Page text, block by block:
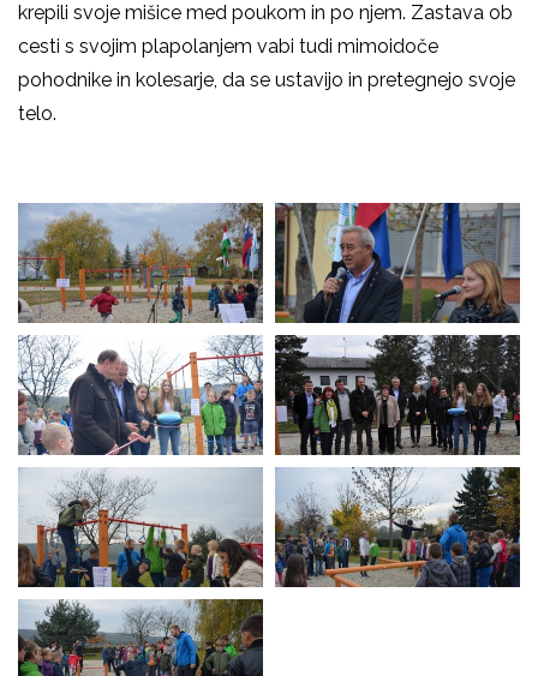
krepili svoje mišice med poukom in po njem. Zastava ob
cesti s svojim plapolanjem vabi tudi mimoidoče
pohodnike in kolesarje, da se ustavijo in pretegnejo svoje
telo.